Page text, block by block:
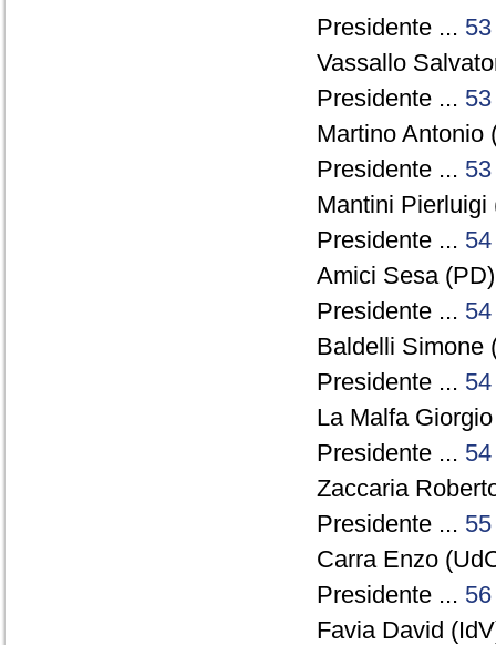
Presidente ... 53
Vassallo
Presidente ... 53
Martino Antonio
Presidente ... 53
Mantini
Presidente ... 54
Amici Sesa
Presidente ... 54
Baldelli Simone
Presidente ... 54
La Malfa
Presidente ... 54
Zaccaria
Presidente ... 55
Carra Enzo
Presidente ... 56
Favia David